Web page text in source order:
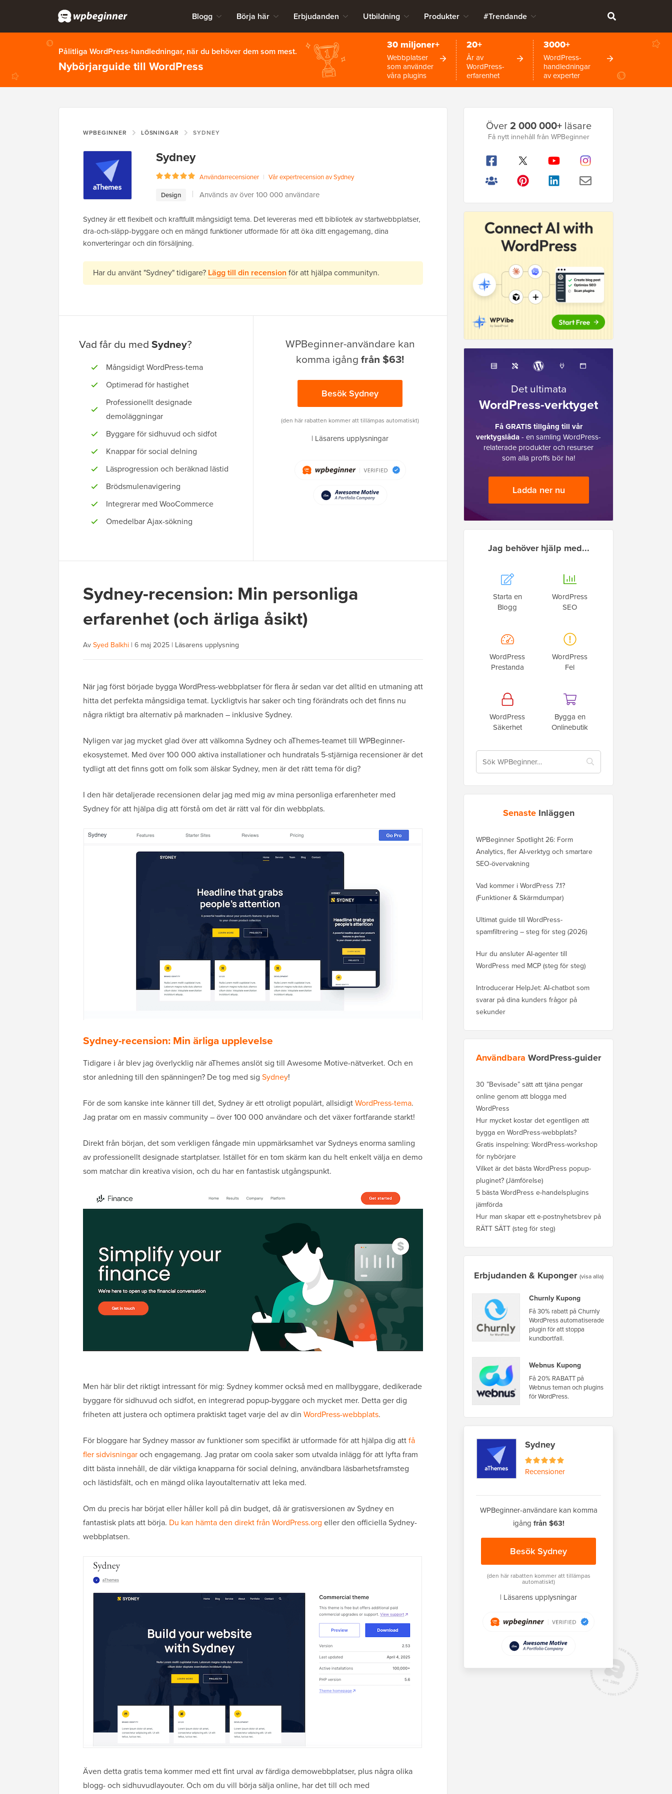
Blogg Börja här Erbjudanden Utbildning Produkter #Trendande
Pålitliga WordPress-handledningar, när du behöver dem som mest.
Nybörjarguide till WordPress
30 miljoner+
Webbplatser
som använder
våra plugins
20+
År av
WordPress-
erfarenhet
3000+
WordPress-
handledningar
av experter
WPBEGINNER LÖSNINGAR SYDNEY
Sydney
Användarrecensioner | Vår expertrecension av Sydney
Design
Används av över 100 000 användare
Sydney är ett flexibelt och kraftfullt mångsidigt tema. Det levereras med ett bibliotek av startwebbplatser,
dra-och-släpp-byggare och en mängd funktioner utformade för att öka ditt engagemang, dina
konverteringar och din försäljning.
Har du använt "Sydney" tidigare? Lägg till din recension för att hjälpa communityn.
Vad får du medSydney?
Mångsidigt WordPress-tema
Optimerad för hastighet
Professionellt designade
demoläggningar
Byggare för sidhuvud och sidfot
Knappar för social delning
Läsprogression och beräknad lästid
Brödsmulenavigering
Integrerar med WooCommerce
Omedelbar Ajax-sökning
WPBeginner-användare kan
komma igångfrån $63!
Besök Sydney
(den här rabatten kommer att tillämpas automatiskt)
| Läsarens upplysningar
Sydney-recension: Min personliga
erfarenhet (och ärliga åsikt)
AvSyed Balkhi | 6 maj 2025 | Läsarens upplysning
När jag först började bygga WordPress-webbplatser för flera år sedan var det alltid en utmaning att
hitta det perfekta mångsidiga temat. Lyckligtvis har saker och ting förändrats och det finns nu
några riktigt bra alternativ på marknaden – inklusive Sydney.
Nyligen var jag mycket glad över att välkomna Sydney och aThemes-teamet till WPBeginner-
ekosystemet. Med över 100 000 aktiva installationer och hundratals 5-stjärniga recensioner är det
tydligt att det finns gott om folk som älskar Sydney, men är det rätt tema för dig?
I den här detaljerade recensionen delar jag med mig av mina personliga erfarenheter med
Sydney för att hjälpa dig att förstå om det är rätt val för din webbplats.
Sydney-recension: Min ärliga upplevelse
Tidigare i år blev jag överlycklig när aThemes anslöt sig till Awesome Motive-nätverket. Och en
stor anledning till den spänningen? De tog med sig Sydney!
För de som kanske inte känner till det, Sydney är ett otroligt populärt, allsidigtWordPress-tema.
Jag pratar om en massiv community – över 100 000 användare och det växer fortfarande starkt!
Direkt från början, det som verkligen fångade min uppmärksamhet var Sydneys enorma samling
av professionellt designade startplatser. Istället för en tom skärm kan du helt enkelt välja en demo
som matchar din kreativa vision, och du har en fantastisk utgångspunkt.
Men här blir det riktigt intressant för mig: Sydney kommer också med en mallbyggare, dedikerade
byggare för sidhuvud och sidfot, en integrerad popup-byggare och mycket mer. Detta ger dig
friheten att justera och optimera praktiskt taget varje del av din WordPress-webbplats.
För bloggare har Sydney massor av funktioner som specifikt är utformade för att hjälpa dig attfå
fler sidvisningaroch engagemang. Jag pratar om coola saker som utvalda inlägg för att lyfta fram
ditt bästa innehåll, de där viktiga knapparna för social delning, användbara läsbarhetsframsteg
och lästidsfält, och en mängd olika layoutalternativ att leka med.
Om du precis har börjat eller håller koll på din budget, då är gratisversionen av Sydney en
fantastisk plats att börja. Du kan hämta den direkt från WordPress.org eller den officiella Sydney-
webbplatsen.
Även detta gratis tema kommer med ett fint urval av färdiga demowebbplatser, plus några olika
blogg- och sidhuvudlayouter. Och om du vill börja sälja online, har det till och med
Primär
sidofält
Över2 000 000+läsare
Få nytt innehåll från WPBeginner
Det ultimata
WordPress-verktyget
Få GRATIS tillgång till vår
verktygslåda- en samling WordPress-
relaterade produkter och resurser
som alla proffs bör ha!
Ladda ner nu
Jag behöver hjälp med...
Starta en
Blogg
WordPress
SEO
WordPress
Prestanda
WordPress
Fel
WordPress
Säkerhet
Bygga en
Onlinebutik
Senaste Inläggen
WPBeginner Spotlight 26: Form
Analytics, fler AI-verktyg och smartare
SEO-övervakning
Vad kommer i WordPress 7.1?
(Funktioner & Skärmdumpar)
Ultimat guide till WordPress-
spamfiltrering – steg för steg (2026)
Hur du ansluter AI-agenter till
WordPress med MCP (steg för steg)
Introducerar HelpJet: AI-chatbot som
svarar på dina kunders frågor på
sekunder
Användbara WordPress-guider
30 ”Bevisade” sätt att tjäna pengar
online genom att blogga med
WordPress
Hur mycket kostar det egentligen att
bygga en WordPress-webbplats?
Gratis inspelning: WordPress-workshop
för nybörjare
Vilket är det bästa WordPress popup-
pluginet? (Jämförelse)
5 bästa WordPress e-handelsplugins
jämförda
Hur man skapar ett e-postnyhetsbrev på
RÄTT SÄTT (steg för steg)
Erbjudanden & Kuponger (visa alla)
Churnly Kupong
Få 30% rabatt på Churnly
WordPress automatiserade
plugin för att stoppa
kundbortfall.
Webnus Kupong
Få 20% RABATT på
Webnus teman och plugins
för WordPress.
Sydney
Recensioner
WPBeginner-användare kan komma
igång från $63!
Besök Sydney
(den här rabatten kommer att tillämpas
automatiskt)
| Läsarens upplysningar